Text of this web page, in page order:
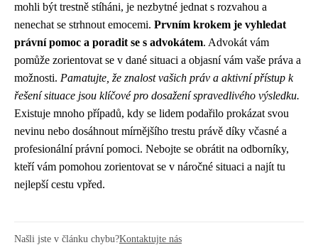
mohli být trestně stíháni, je nezbytné jednat s rozvahou a
nenechat se strhnout emocemi. Prvním krokem je vyhledat
právní pomoc a poradit se s advokátem. Advokát vám
pomůže zorientovat se v dané situaci a objasní vám vaše práva a
možnosti. Pamatujte, že znalost vašich práv a aktivní přístup k
řešení situace jsou klíčové pro dosažení spravedlivého výsledku.
Existuje mnoho případů, kdy se lidem podařilo prokázat svou
nevinu nebo dosáhnout mírnějšího trestu právě díky včasné a
profesionální právní pomoci. Nebojte se obrátit na odborníky,
kteří vám pomohou zorientovat se v náročné situaci a najít tu
nejlepší cestu vpřed.
Našli jste v článku chybu?Kontaktujte nás